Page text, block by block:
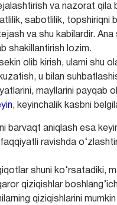
va nazorat qila
sabotlilik, topshiriqni
va shu kabilardir.
shakillantirish lozim.
olib kirish, ularni shu
u bilan
mayllarini payqab
, keyinchalik kasbni
barvaqt aniqlash esa
ravishda
shuni ko‘rsatadiki,
qiziqishlar
qiziqishlarini